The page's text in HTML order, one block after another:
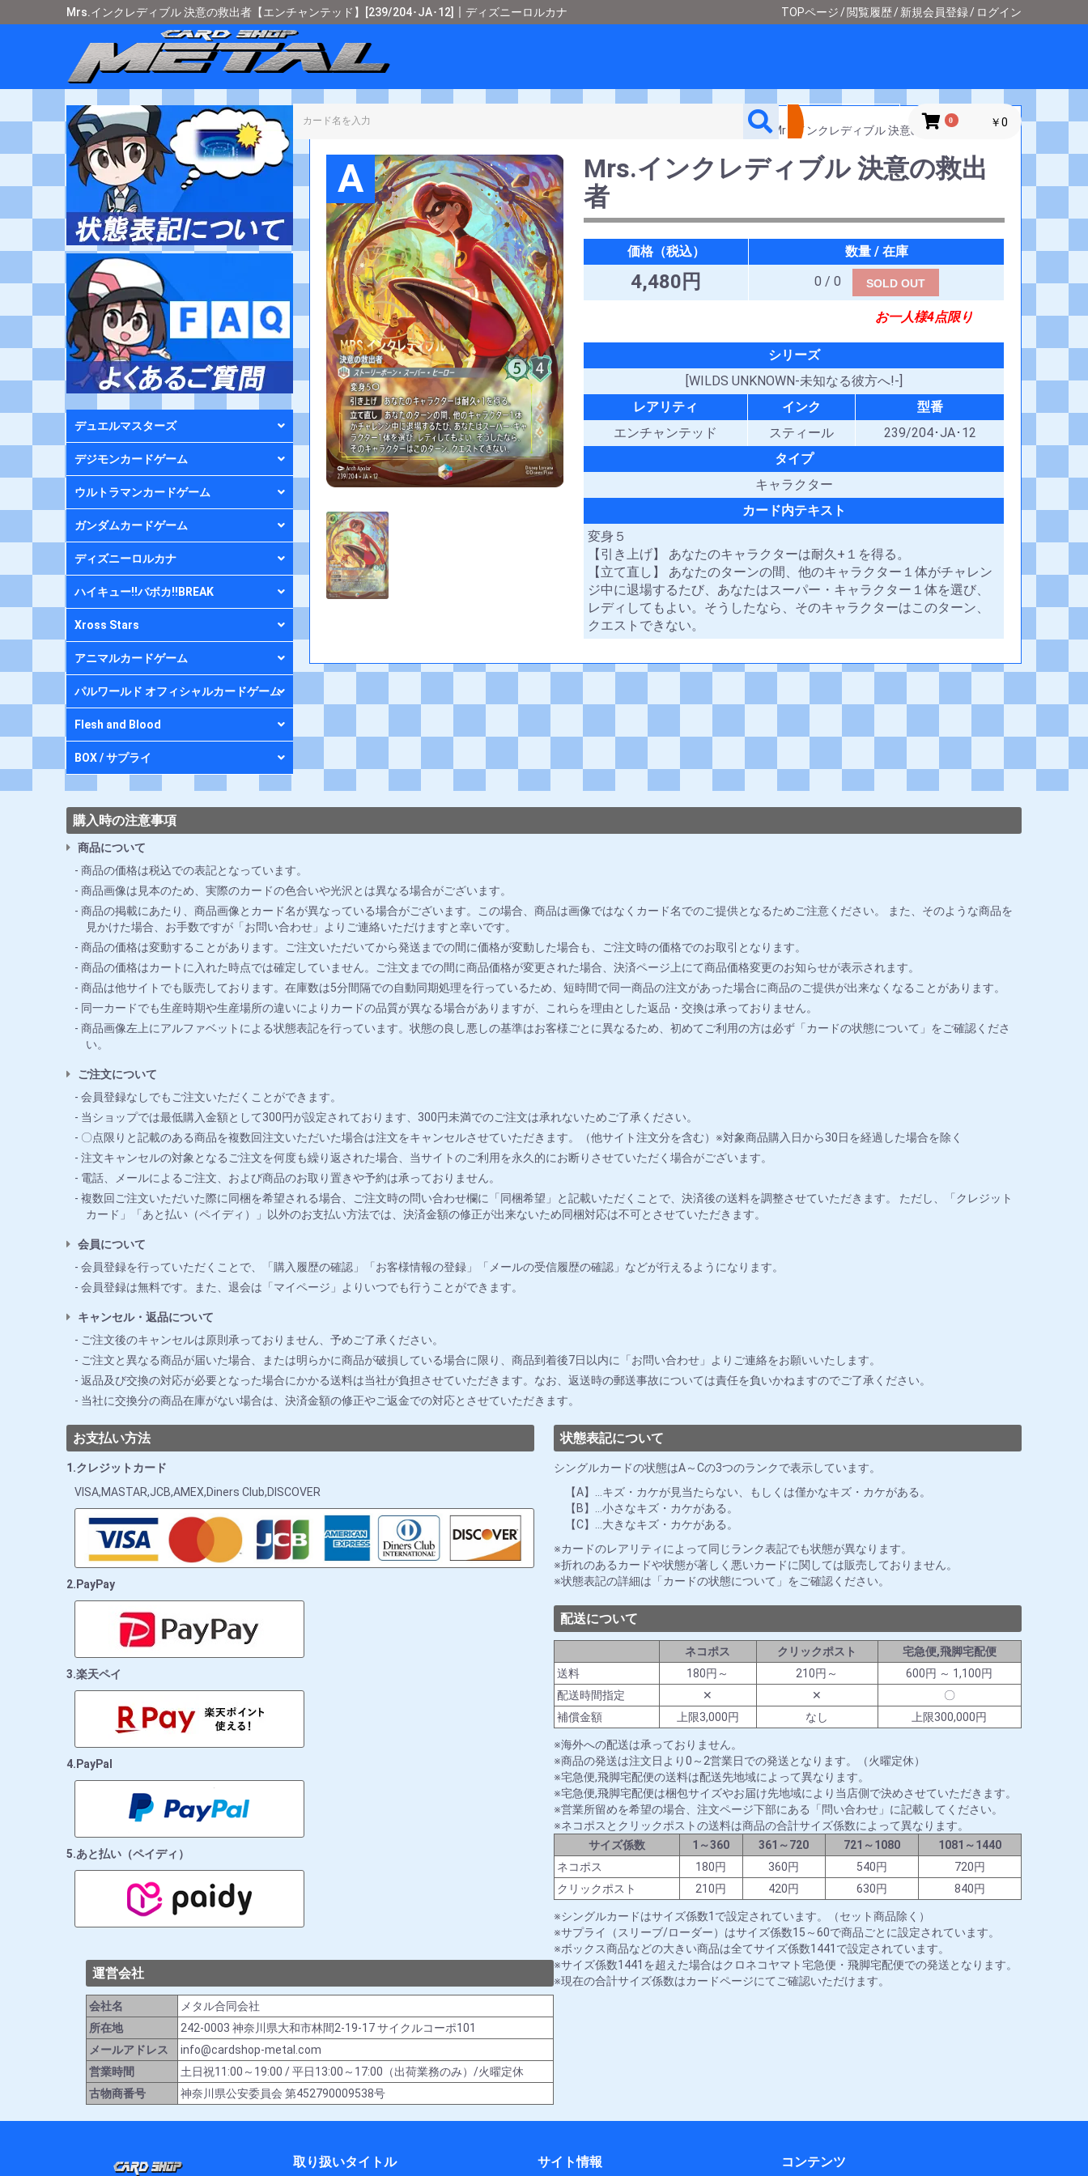
Mrs.インクレディブル 決意の救出者【エンチャンテッド】[239/204･JA･12]｜ディズニーロルカナ TOPページ 閲覧履歴 新規会員登録 ログイン
0 ￥0
デュエルマスターズ
デジモンカードゲーム
ウルトラマンカードゲーム
ガンダムカードゲーム
ディズニーロルカナ
ハイキュー!!バボカ!!BREAK
Xross Stars
アニマルカードゲーム
パルワールド オフィシャルカードゲーム
Flesh and Blood
BOX / サプライ
[WILDS UNKNOWN-未知なる彼方へ!-]＞Mrs.インクレディブル 決意の救出者
A
Mrs.インクレディブル 決意の救出
者
価格（税込） 数量 / 在庫
4,480円 0 / 0 SOLD OUT
お一人様4点限り
シリーズ
[WILDS UNKNOWN-未知なる彼方へ!-]
レアリティ
インク
型番
エンチャンテッド
スティール
239/204･JA･12
タイプ
キャラクター
カード内テキスト
変身５
【引き上げ】 あなたのキャラクターは耐久+１を得る。
【立て直し】 あなたのターンの間、他のキャラクター１体がチャレン
ジ中に退場するたび、あなたはスーパー・キャラクター１体を選び、
レディしてもよい。そうしたなら、そのキャラクターはこのターン、
クエストできない。
購入時の注意事項
商品について
商品の価格は税込での表記となっています。
商品画像は見本のため、実際のカードの色合いや光沢とは異なる場合がございます。
商品の掲載にあたり、商品画像とカード名が異なっている場合がございます。この場合、商品は画像ではなくカード名でのご提供となるためご注意ください。 また、そのような商品を
見かけた場合、お手数ですが「お問い合わせ」よりご連絡いただけますと幸いです。
商品の価格は変動することがあります。ご注文いただいてから発送までの間に価格が変動した場合も、ご注文時の価格でのお取引となります。
商品の価格はカートに入れた時点では確定していません。ご注文までの間に商品価格が変更された場合、決済ページ上にて商品価格変更のお知らせが表示されます。
商品は他サイトでも販売しております。在庫数は5分間隔での自動同期処理を行っているため、短時間で同一商品の注文があった場合に商品のご提供が出来なくなることがあります。
同一カードでも生産時期や生産場所の違いによりカードの品質が異なる場合がありますが、これらを理由とした返品・交換は承っておりません。
商品画像左上にアルファベットによる状態表記を行っています。状態の良し悪しの基準はお客様ごとに異なるため、初めてご利用の方は必ず「カードの状態について」をご確認くださ
い。
ご注文について
会員登録なしでもご注文いただくことができます。
当ショップでは最低購入金額として300円が設定されております、300円未満でのご注文は承れないためご了承ください。
〇点限りと記載のある商品を複数回注文いただいた場合は注文をキャンセルさせていただきます。（他サイト注文分を含む）※対象商品購入日から30日を経過した場合を除く
注文キャンセルの対象となるご注文を何度も繰り返された場合、当サイトのご利用を永久的にお断りさせていただく場合がございます。
電話、メールによるご注文、および商品のお取り置きや予約は承っておりません。
複数回ご注文いただいた際に同梱を希望される場合、ご注文時の問い合わせ欄に「同梱希望」と記載いただくことで、決済後の送料を調整させていただきます。 ただし、「クレジット
カード」「あと払い（ペイディ）」以外のお支払い方法では、決済金額の修正が出来ないため同梱対応は不可とさせていただきます。
会員について
会員登録を行っていただくことで、「購入履歴の確認」「お客様情報の登録」「メールの受信履歴の確認」などが行えるようになります。
会員登録は無料です。また、退会は「マイページ」よりいつでも行うことができます。
キャンセル・返品について
ご注文後のキャンセルは原則承っておりません、予めご了承ください。
ご注文と異なる商品が届いた場合、または明らかに商品が破損している場合に限り、商品到着後7日以内に「お問い合わせ」よりご連絡をお願いいたします。
返品及び交換の対応が必要となった場合にかかる送料は当社が負担させていただきます。なお、返送時の郵送事故については責任を負いかねますのでご了承ください。
当社に交換分の商品在庫がない場合は、決済金額の修正やご返金での対応とさせていただきます。
お支払い方法
1.クレジットカード
VISA,MASTAR,JCB,AMEX,Diners Club,DISCOVER
2.PayPay
3.楽天ペイ
4.PayPal
5.あと払い（ペイディ）
状態表記について
シングルカードの状態はA～Cの3つのランクで表示しています。
【A】…キズ・カケが見当たらない、もしくは僅かなキズ・カケがある。
【B】…小さなキズ・カケがある。
【C】…大きなキズ・カケがある。
カードのレアリティによって同じランク表記でも状態が異なります。
折れのあるカードや状態が著しく悪いカードに関しては販売しておりません。
状態表記の詳細は「カードの状態について」をご確認ください。
配送について
ネコポス クリックポスト
宅急便,飛脚宅配便
送料
180円～ 210円～
600円 ～ 1,100円
配送時間指定
✕ ✕
〇
補償金額
上限3,000円 なし 上限300,000円
海外への配送は承っておりません。
商品の発送は注文日より0～2営業日での発送となります。（火曜定休）
宅急便,飛脚宅配便の送料は配送先地域によって異なります。
宅急便,飛脚宅配便は梱包サイズやお届け先地域により当店側で決めさせていただきます。
営業所留めを希望の場合、注文ページ下部にある「問い合わせ」に記載してください。
ネコポスとクリックポストの送料は商品の合計サイズ係数によって異なります。
サイズ係数
1～360 361～720 721～1080
1081～1440
ネコポス
180円 360円 540円
720円
クリックポスト
210円 420円 630円 840円
シングルカードはサイズ係数1で設定されています。（セット商品除く）
サプライ（スリーブ/ローダー）はサイズ係数15～60で商品ごとに設定されています。
ボックス商品などの大きい商品は全てサイズ係数1441で設定されています。
サイズ係数1441を超えた場合はクロネコヤマト宅急便・飛脚宅配便での発送となります。
現在の合計サイズ係数はカードページにてご確認いただけます。
運営会社
会社名
メタル合同会社
所在地
242-0003 神奈川県大和市林間2-19-17 サイクルコーポ101
メールアドレス
info@cardshop-metal.com
営業時間
土日祝11:00～19:00 / 平日13:00～17:00（出荷業務のみ）/火曜定休
古物商番号
神奈川県公安委員会 第452790009538号
取り扱いタイトル サイト情報 コンテンツ